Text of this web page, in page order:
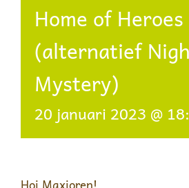
Home of Heroes
(alternatief
Mystery)
20 januari 2023 @